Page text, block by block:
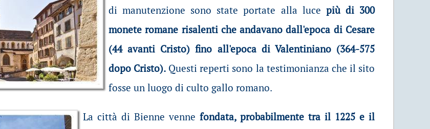
di manutenzione sono state portate alla luce più di 300
monete romane risalenti che andavano dall'epoca di Cesare
(44 avanti Cristo) fino all'epoca di Valentiniano (364-575
dopo Cristo). Questi reperti sono la testimonianza che il sito
fosse un luogo di culto gallo romano.
La città di Bienne venne fondata, probabilmente tra il 1225 e il